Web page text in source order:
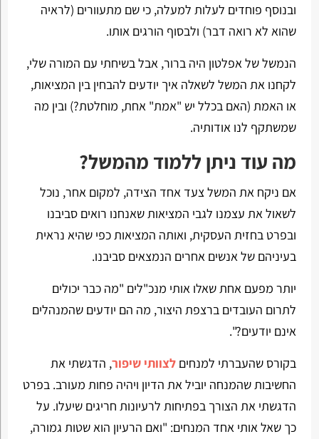
ובנוסף פוחדים לעלות למעלה, כי שם מתעוורים (לראיה
שהוא לא רואה דבר) ולבסוף הורגים אותו.
הנמשל של אפלטון היה ברור, אבל בשיחתי עם המורה שלי,
לקחנו את המשל לשאלה איך יודעים להבחין בין המציאות,
או האמת (האם בכלל יש "אמת" אחת, מוחלטת?) ובין מה
שמשתקף לנו אודותיה.
מה עוד ניתן ללמוד מהמשל?
אם ניקח את המשל צעד אחד הצידה, למקום אחר, נוכל
לשאול את עצמנו לגבי המציאות שאנחנו רואים סביבנו
ובפרט בחזית העסקית, ואותה המציאות כפי שהיא נראית
בעיניהם של אנשים אחרים הנמצאים סביבנו.
יותר מפעם אחת שאלו אותי מנכ"לים "מה כבר יכולים
לתרום העובדים ברצפת היצור, מה הם יודעים שהמנהלים
אינם יודעים?".
בקורס שהעברתי למנחים לצוותי שיפור, הדגשתי את
החשיבות שהמנחה יוביל את הדיון ויהיה פחות מעורב. בפרט
הדגשתי את הצורך בפתיחות לרעיונות חריגים שיעלו. על
כך שאל אותי אחד המנחים: "ואם הרעיון הוא שטות גמורה,